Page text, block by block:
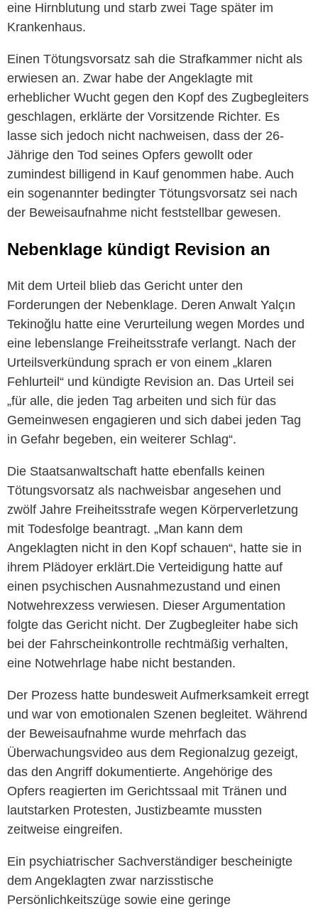
eine Hirnblutung und starb zwei Tage später im
Krankenhaus.
Einen Tötungsvorsatz sah die Strafkammer nicht als
erwiesen an. Zwar habe der Angeklagte mit
erheblicher Wucht gegen den Kopf des Zugbegleiters
geschlagen, erklärte der Vorsitzende Richter. Es
lasse sich jedoch nicht nachweisen, dass der 26-
Jährige den Tod seines Opfers gewollt oder
zumindest billigend in Kauf genommen habe. Auch
ein sogenannter bedingter Tötungsvorsatz sei nach
der Beweisaufnahme nicht feststellbar gewesen.
Nebenklage kündigt Revision an
Mit dem Urteil blieb das Gericht unter den
Forderungen der Nebenklage. Deren Anwalt Yalçın
Tekinoğlu hatte eine Verurteilung wegen Mordes und
eine lebenslange Freiheitsstrafe verlangt. Nach der
Urteilsverkündung sprach er von einem „klaren
Fehlurteil“ und kündigte Revision an. Das Urteil sei
„für alle, die jeden Tag arbeiten und sich für das
Gemeinwesen engagieren und sich dabei jeden Tag
in Gefahr begeben, ein weiterer Schlag“.
Die Staatsanwaltschaft hatte ebenfalls keinen
Tötungsvorsatz als nachweisbar angesehen und
zwölf Jahre Freiheitsstrafe wegen Körperverletzung
mit Todesfolge beantragt. „Man kann dem
Angeklagten nicht in den Kopf schauen“, hatte sie in
ihrem Plädoyer erklärt.Die Verteidigung hatte auf
einen psychischen Ausnahmezustand und einen
Notwehrexzess verwiesen. Dieser Argumentation
folgte das Gericht nicht. Der Zugbegleiter habe sich
bei der Fahrscheinkontrolle rechtmäßig verhalten,
eine Notwehrlage habe nicht bestanden.
Der Prozess hatte bundesweit Aufmerksamkeit erregt
und war von emotionalen Szenen begleitet. Während
der Beweisaufnahme wurde mehrfach das
Überwachungsvideo aus dem Regionalzug gezeigt,
das den Angriff dokumentierte. Angehörige des
Opfers reagierten im Gerichtssaal mit Tränen und
lautstarken Protesten, Justizbeamte mussten
zeitweise eingreifen.
Ein psychiatrischer Sachverständiger bescheinigte
dem Angeklagten zwar narzisstische
Persönlichkeitszüge sowie eine geringe